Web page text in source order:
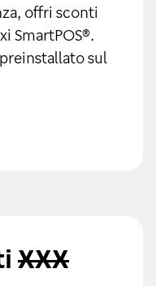
offri sconti
SmartPOS®.
sul
XXX